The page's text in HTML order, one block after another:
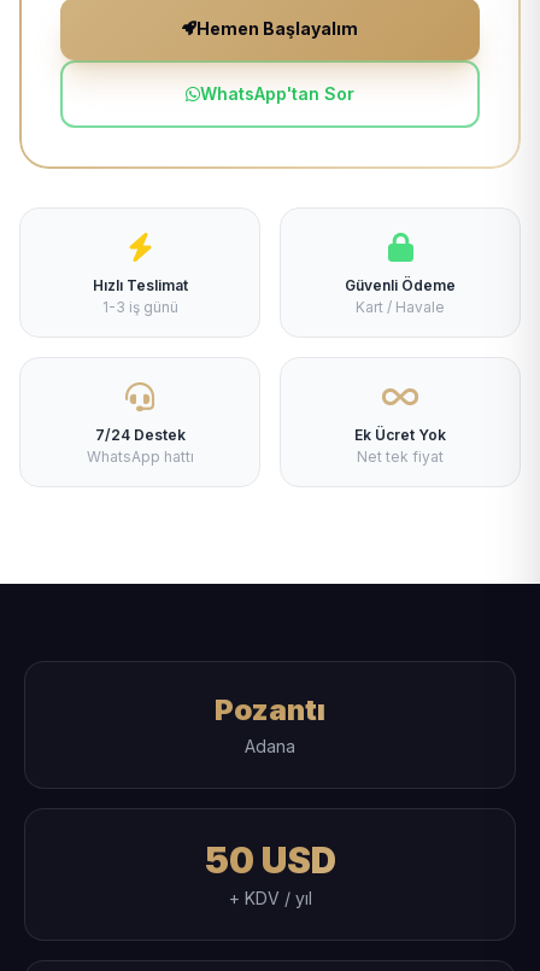
Hemen Başlayalım
WhatsApp'tan Sor
Hızlı Teslimat
1-3 iş günü
Güvenli Ödeme
Kart / Havale
7/24 Destek
WhatsApp hattı
Ek Ücret Yok
Net tek fiyat
Pozantı
Adana
50 USD
+ KDV / yıl